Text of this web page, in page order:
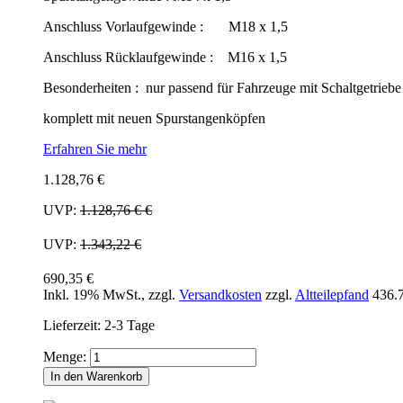
Anschluss Vorlaufgewinde : M18 x 1,5
Anschluss Rücklaufgewinde : M16 x 1,5
Besonderheiten : nur passend für Fahrzeuge mit Schaltgetriebe
komplett mit neuen Spurstangenköpfen
Erfahren Sie mehr
1.128,76 €
UVP: 1.128,76 €€
UVP: 1.343,22 €
690,35 €
Inkl. 19% MwSt., zzgl. Versandkosten zzgl. Altteilepfand
Lieferzeit: 2-3 Tage
Menge:
In den Warenkorb